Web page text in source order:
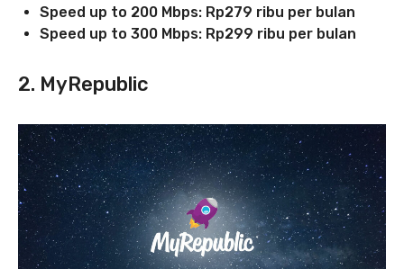
Speed up to 200 Mbps: Rp279 ribu per bulan
Speed up to 300 Mbps: Rp299 ribu per bulan
2. MyRepublic